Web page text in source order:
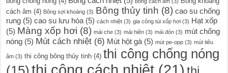
cách âm (4) Bông sợi khoáng (3) Bông thủy tinh (8) cao su chống
rung (5) cao su lưu hóa (5) cách nhiệt (3) gia công túi xốp hơi (3) Hạt xốp
(5) Màng xốp hơi (8) mái che (3) mái hiên (3) mái đón (3) mút chống
nóng (5) Mút cách nhiệt (6) Mút hột gà (5) mút pe-opp (3) mút tiêu
âm (3) thi công bông thủy tinh (4) thi công chống nóng